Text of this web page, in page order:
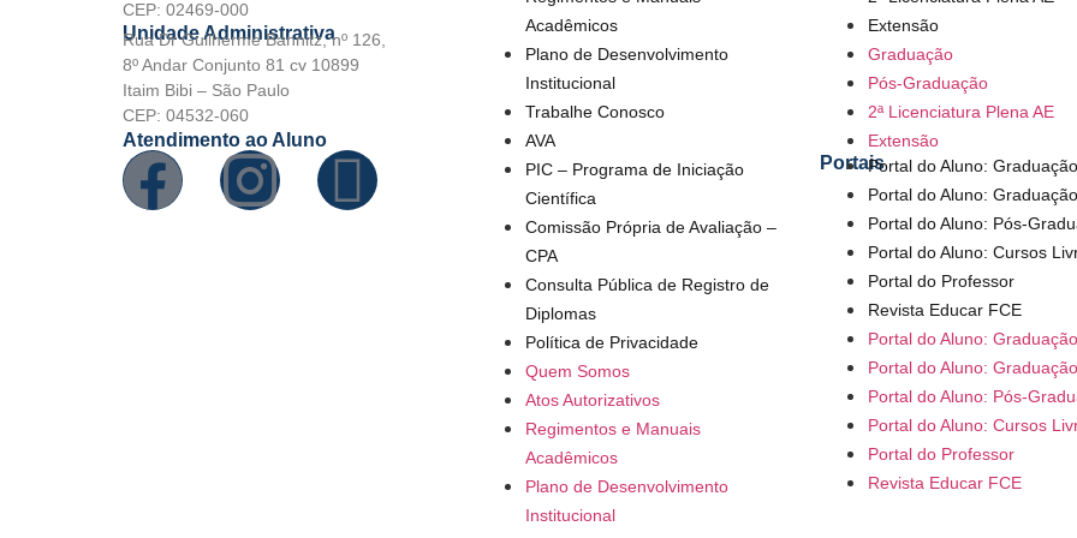
CEP: 02469-000
Unidade Administrativa
Rua Dr Guilherme Bannitz, nº 126,
8º Andar Conjunto 81 cv 10899
Itaim Bibi – São Paulo
CEP: 04532-060
Atendimento ao Aluno
Acadêmicos
Plano de Desenvolvimento
Institucional
Trabalhe Conosco
AVA
PIC – Programa de Iniciação
Científica
Comissão Própria de Avaliação –
CPA
Consulta Pública de Registro de
Diplomas
Política de Privacidade
Quem Somos
Atos Autorizativos
Regimentos e Manuais
Acadêmicos
Plano de Desenvolvimento
Institucional
Extensão
Graduação
Pós-Graduação
2ª Licenciatura Plena AE
Extensão
PortaisPortal do Aluno: Graduação
Portal do Aluno:
Portal do Aluno: Pós-
Portal do Aluno: Cursos
Portal do Professor
Revista Educar FCE
Portal do Aluno: Graduação
Portal do Aluno:
Portal do Aluno: Pós-
Portal do Aluno: Cursos
Portal do Professor
Revista Educar FCE